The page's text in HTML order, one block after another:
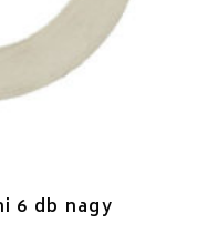
6 db nagy